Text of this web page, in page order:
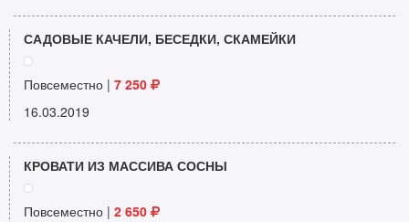
САДОВЫЕ КАЧЕЛИ, БЕСЕДКИ, СКАМЕЙКИ
Повсеместно | 7 250
16.03.2019
КРОВАТИ ИЗ МАССИВА СОСНЫ
Повсеместно | 2 650